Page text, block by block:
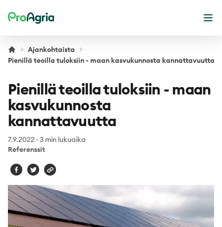
ProAgria
Ajankohtaista
Pienillä teoilla tuloksiin - maan kasvukunnosta kannattavuutta
Pienillä teoilla tuloksiin - maan
kasvukunnosta
kannattavuutta
7.9.2022 · 3 min lukuaika
Referenssit